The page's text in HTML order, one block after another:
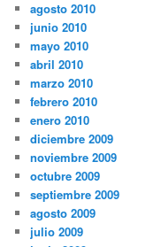
agosto 2010
junio 2010
mayo 2010
abril 2010
marzo 2010
febrero 2010
enero 2010
diciembre 2009
noviembre 2009
octubre 2009
septiembre 2009
agosto 2009
julio 2009